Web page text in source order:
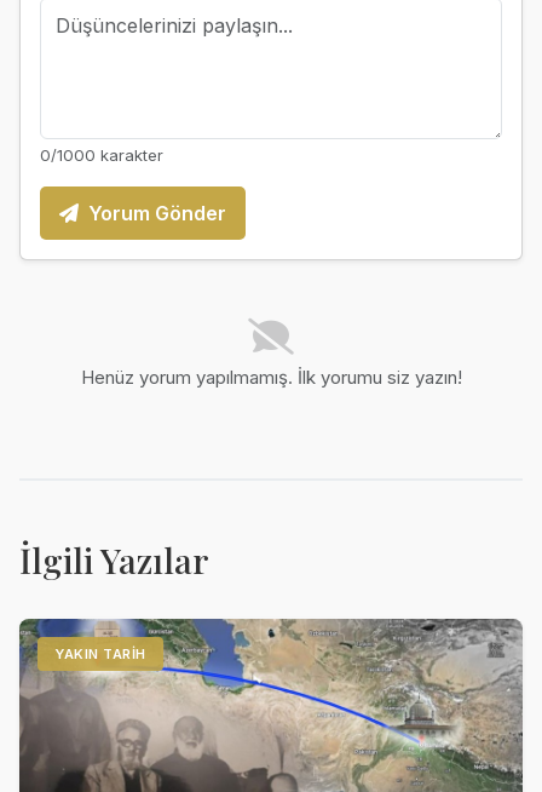
0/1000 karakter
Yorum Gönder
Henüz yorum yapılmamış. İlk yorumu siz yazın!
İlgili Yazılar
YAKIN TARIH